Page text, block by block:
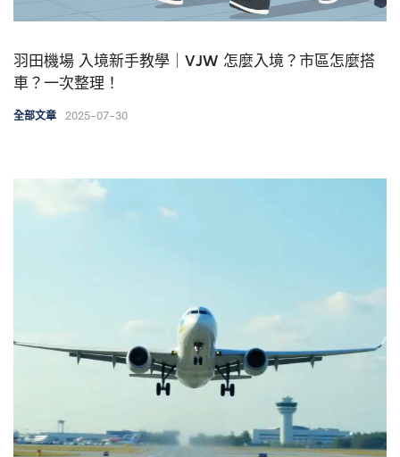
羽田機場 入境新手教學｜VJW 怎麼入境？市區怎麼搭
車？一次整理！
全部文章 2025-07-30